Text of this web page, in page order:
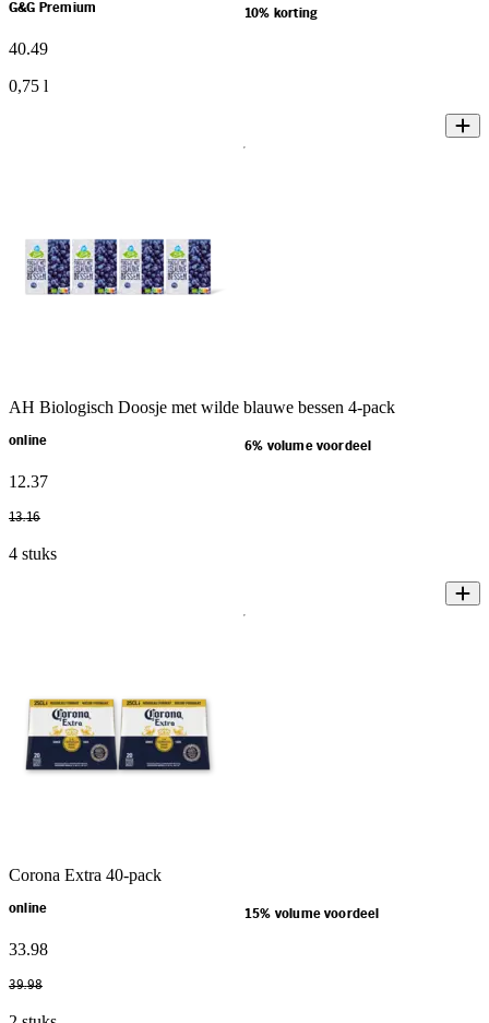
G&G Premium 10% korting
40.49
0,75 l
AH Biologisch Doosje met wilde blauwe bessen 4-pack
online 6% volume voordeel
12.37
13.16
4 stuks
Corona Extra 40-pack
online 15% volume voordeel
33.98
39.98